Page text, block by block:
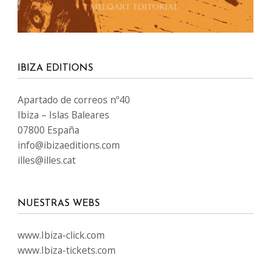
IBIZA EDITIONS
Apartado de correos nº40
Ibiza – Islas Baleares
07800 España
info@ibizaeditions.com
illes@illes.cat
NUESTRAS WEBS
www.Ibiza-click.com
www.Ibiza-tickets.com